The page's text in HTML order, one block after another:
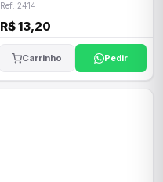
Ref: 2414
R$ 13,20
Carrinho Pedir